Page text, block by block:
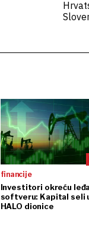
financije
Investitori okreću leđa
softveru: Kapital seli
HALO dionice